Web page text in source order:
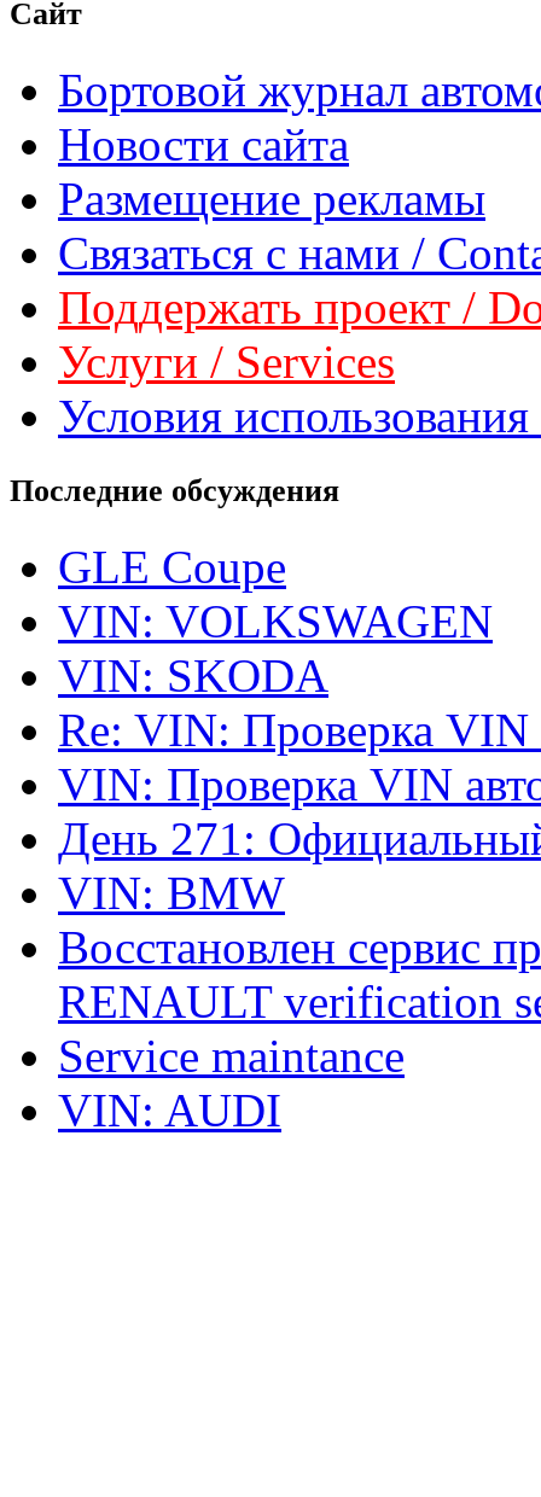
Сайт
Бортовой журнал
Новости сайта
Размещение рекламы
Связаться с нами /
Поддержать проект /
Услуги / Services
Условия
Последние обсуждения
GLE Coupe
VIN: VOLKSWAGEN
VIN: SKODA
Re: VIN: Проверка VIN
VIN: Проверка VIN
День 271:
VIN: BMW
Восстановлен сервис
RENAULT verification
Service maintance
VIN: AUDI